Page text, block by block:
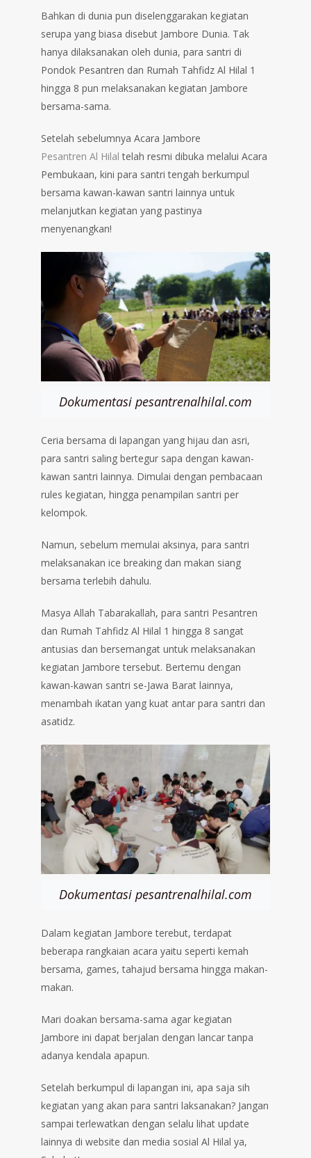
Bahkan di dunia pun diselenggarakan kegiatan
serupa yang biasa disebut Jambore Dunia. Tak
hanya dilaksanakan oleh dunia, para santri di
Pondok Pesantren dan Rumah Tahfidz Al Hilal 1
hingga 8 pun melaksanakan kegiatan Jambore
bersama-sama.
Setelah sebelumnya Acara Jambore
Pesantren Al Hilal telah resmi dibuka melalui Acara
Pembukaan, kini para santri tengah berkumpul
bersama kawan-kawan santri lainnya untuk
melanjutkan kegiatan yang pastinya
menyenangkan!
Dokumentasi pesantrenalhilal.com
Ceria bersama di lapangan yang hijau dan asri,
para santri saling bertegur sapa dengan kawan-
kawan santri lainnya. Dimulai dengan pembacaan
rules kegiatan, hingga penampilan santri per
kelompok.
Namun, sebelum memulai aksinya, para santri
melaksanakan ice breaking dan makan siang
bersama terlebih dahulu.
Masya Allah Tabarakallah, para santri Pesantren
dan Rumah Tahfidz Al Hilal 1 hingga 8 sangat
antusias dan bersemangat untuk melaksanakan
kegiatan Jambore tersebut. Bertemu dengan
kawan-kawan santri se-Jawa Barat lainnya,
menambah ikatan yang kuat antar para santri dan
asatidz.
Dokumentasi pesantrenalhilal.com
Dalam kegiatan Jambore terebut, terdapat
beberapa rangkaian acara yaitu seperti kemah
bersama, games, tahajud bersama hingga makan-
makan.
Mari doakan bersama-sama agar kegiatan
Jambore ini dapat berjalan dengan lancar tanpa
adanya kendala apapun.
Setelah berkumpul di lapangan ini, apa saja sih
kegiatan yang akan para santri laksanakan? Jangan
sampai terlewatkan dengan selalu lihat update
lainnya di website dan media sosial Al Hilal ya,